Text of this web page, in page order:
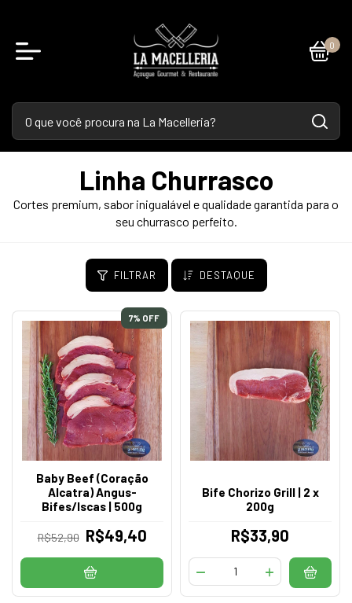
0
Linha Churrasco
Cortes premium, sabor inigualável e qualidade garantida para o
seu churrasco perfeito.
FILTRAR DESTAQUE
7% OFF
Baby Beef (Coração
Alcatra) Angus-
Bifes/Iscas | 500g
R$52,90 R$49,40
Bife Chorizo Grill | 2 x
200g
R$33,90